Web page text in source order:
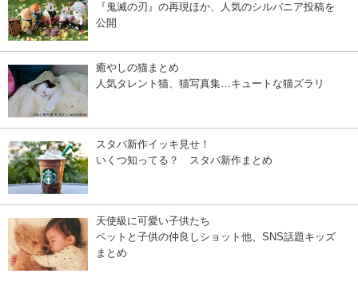
『鬼滅の刃』の再現ほか、人気のシルバニア投稿を
公開
癒やしの猫まとめ
人気タレント猫、猫写真集…キュートな猫ズラリ
スタバ新作イッキ見せ！
いくつ知ってる？ スタバ新作まとめ
天使級に可愛い子供たち
ペットと子供の仲良しショット他、SNS話題キッズ
まとめ